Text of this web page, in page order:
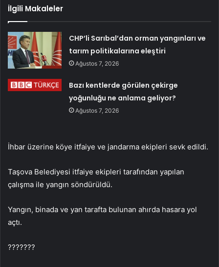
İlgili Makaleler
CHP’li Sarıbal’dan orman yangınları ve
tarım politikalarına eleştiri
Ağustos 7, 2026
Bazı kentlerde görülen çekirge
yoğunluğu ne anlama geliyor?
Ağustos 7, 2026
İhbar üzerine köye itfaiye ve jandarma ekipleri sevk edildi.
Taşova Belediyesi itfaiye ekipleri tarafından yapılan
çalışma ile yangın söndürüldü.
Yangın, binada ve yan tarafta bulunan ahırda hasara yol
açtı.
???????